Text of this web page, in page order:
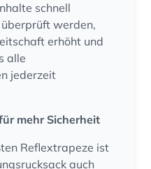
schnell
werden,
erhöht und
alle
jederzeit
mehr Sicherheit
Reflextrapeze ist
auch